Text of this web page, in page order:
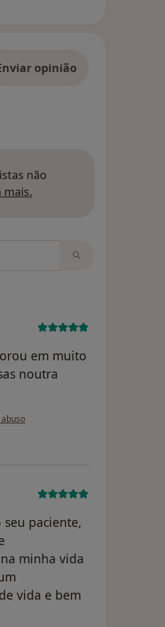
opinião
não
mais.
em muito
noutra
utilizador Ana
paciente,
minha vida
vida e bem